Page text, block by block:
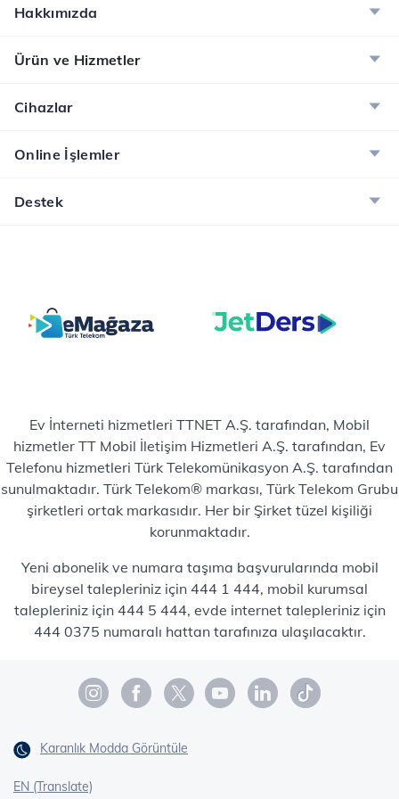
Hakkımızda
Ürün ve Hizmetler
Cihazlar
Online İşlemler
Destek
Ev İnterneti hizmetleri TTNET A.Ş. tarafından, Mobil
hizmetler TT Mobil İletişim Hizmetleri A.Ş. tarafından, Ev
Telefonu hizmetleri Türk Telekomünikasyon A.Ş. tarafından
sunulmaktadır. Türk Telekom® markası, Türk Telekom Grubu
şirketleri ortak markasıdır. Her bir Şirket tüzel kişiliği
korunmaktadır.
Yeni abonelik ve numara taşıma başvurularında mobil
bireysel talepleriniz için 444 1 444, mobil kurumsal
talepleriniz için 444 5 444, evde internet talepleriniz için
444 0375 numaralı hattan tarafınıza ulaşılacaktır.
Karanlık Modda Görüntüle
EN (Translate)